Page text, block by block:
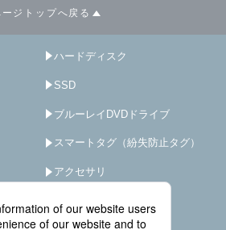
ージトップへ戻る
ハードディスク
SSD
ブルーレイDVDドライブ
スマートタグ（紛失防止タグ）
アクセサリ